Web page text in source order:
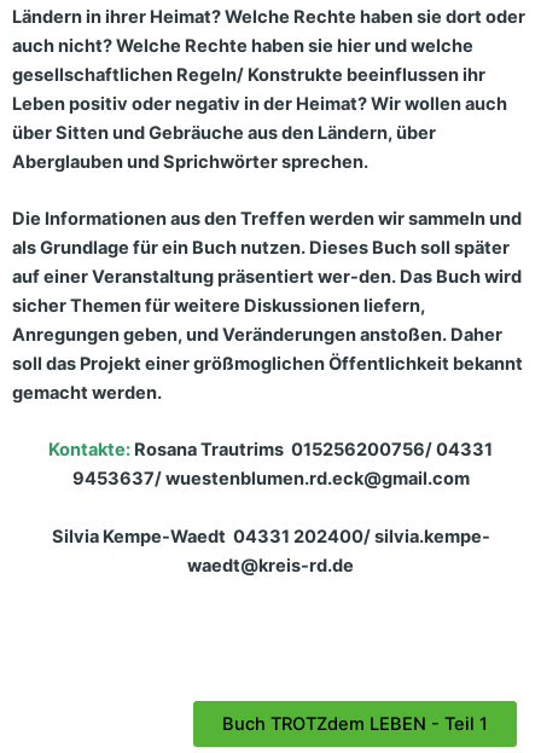
Ländern in ihrer Heimat? Welche Rechte haben sie dort oder
auch nicht? Welche Rechte haben sie hier und welche
gesellschaftlichen Regeln/ Konstrukte beeinflussen ihr
Leben positiv oder negativ in der Heimat? Wir wollen auch
über Sitten und Gebräuche aus den Ländern, über
Aberglauben und Sprichwörter sprechen.
Die Informationen aus den Treffen werden wir sammeln und
als Grundlage für ein Buch nutzen. Dieses Buch soll später
auf einer Veranstaltung präsentiert wer-den. Das Buch wird
sicher Themen für weitere Diskussionen liefern,
Anregungen geben, undVeränderungenanstoßen. Daher
soll das Projekt einer größmoglichen Öffentlichkeit bekannt
gemacht werden.
Kontakte: Rosana Trautrims 015256200756/ 04331
9453637/ wuestenblumen.rd.eck@gmail.com
Silvia Kempe-Waedt 04331 202400/ silvia.kempe-
waedt@kreis-rd.de
Buch TROTZdem LEBEN - Teil 1